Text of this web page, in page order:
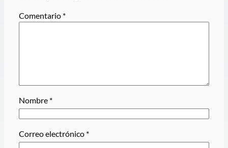
Comentario *
Nombre *
Correo electrónico *